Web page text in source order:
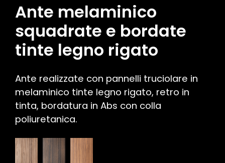
Ante melaminico
squadrate e bordate
tinte legno rigato
Ante realizzate con pannelli truciolare in
melaminico tinte legno rigato, retro in
tinta, bordatura in Abs con colla
poliuretanica.